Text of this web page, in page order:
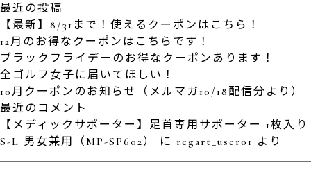
最近の投稿
【最新】8/31まで！使えるクーポンはこちら！
12月のお得なクーポンはこちらです！
ブラックフライデーのお得なクーポンあります！
全ゴルフ女子に届いてほしい！
10月クーポンのお知らせ（メルマガ10/18配信分より）
最近のコメント
【メディックサポーター】足首専用サポーター 1枚入り
S-L 男女兼用（MP-SP602）
に regart_user01 より